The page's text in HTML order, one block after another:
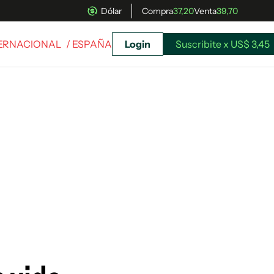
Dólar Compra37,20Venta39,70
/ ESPAÑA Login Suscribite x US$ 3,45